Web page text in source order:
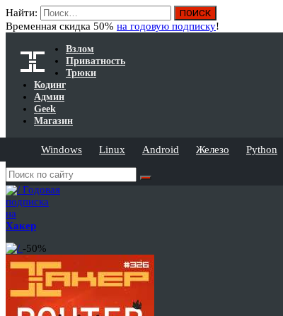
Найти:
Временная скидка 50% на годовую подписку!
Взлом
Приватность
Трюки
Кодинг
Админ
Geek
Магазин
Windows Linux Android Железо Python
Годовая
подписка
на
Хакер
-50%